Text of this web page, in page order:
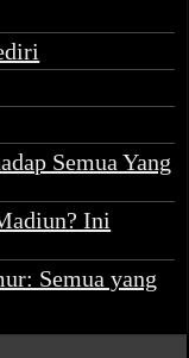
Semua Yang
Ini
Semua yang